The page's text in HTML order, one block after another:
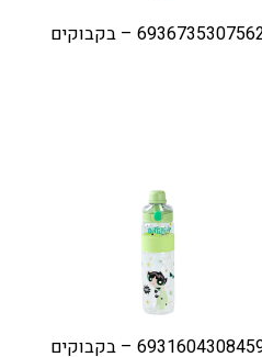
– בקבוקים
– בקבוקים